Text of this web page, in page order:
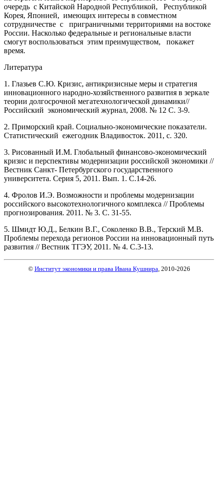
очередь с Китайской Народной Республикой, Республикой
Корея, Японией, имеющих интересы в совместном
сотрудничестве с приграничными территориями на востоке
России. Насколько федеральные и региональные власти
смогут воспользоваться этим преимуществом, покажет
время.
Литература
1. Глазьев С.Ю. Кризис, антикризисные меры и стратегия
инновационного народно-хозяйственного развития в зеркале
теории долгосрочной мегатехнологической динамики//
Российский экономический журнал, 2008. № 12 С. 3-9.
2. Приморский край. Социально-экономические показатели.
Статистический ежегодник Владивосток. 2011, с. 320.
3. Рисованный И.М. Глобальный финансово-экономический
кризис и перспективы модернизации российской экономики //
Вестник Санкт- Петербургского государственного
университета. Серия 5, 2011. Вып. 1. С.14-26.
4. Фролов И.Э. Возможности и проблемы модернизации
российского высокотехнологичного комплекса // Проблемы
прогнозирования. 2011. № 3. С. 31-55.
5. Шмидт Ю.Д., Белкин В.Г., Соколенко В.В., Терский М.В.
Проблемы перехода регионов России на инновационный путь
развития // Вестник ТГЭУ, 2011. № 4. С.3-13.
© Институт экономики и права Ивана Кушнира , 2010-2026